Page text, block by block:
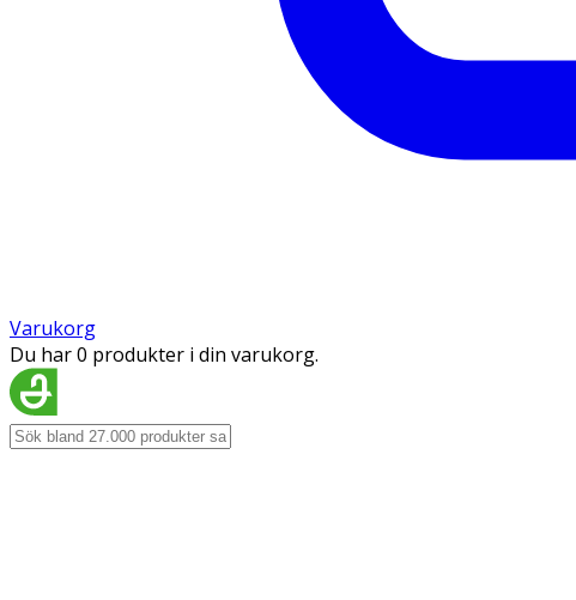
Varukorg
Du har 0 produkter i din varukorg.